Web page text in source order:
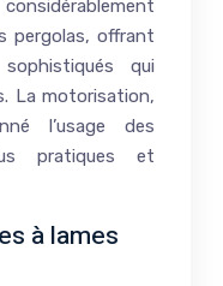
pergolas, offrant
qui
La motorisation,
l’usage des
pratiques et
à lames